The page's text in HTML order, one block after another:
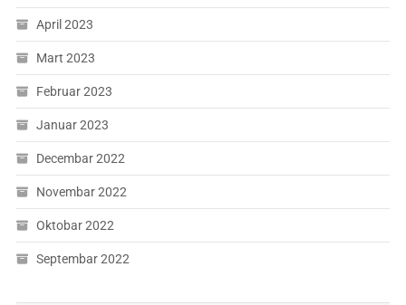
April 2023
Mart 2023
Februar 2023
Januar 2023
Decembar 2022
Novembar 2022
Oktobar 2022
Septembar 2022